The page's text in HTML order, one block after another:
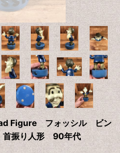
Figure フォッシル ビン
振り人形 90年代